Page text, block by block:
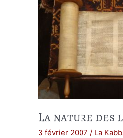
La nature des
3 février 2007 / La